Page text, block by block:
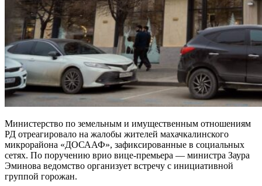
Министерство по земельным и имущественным отношениям
РД отреагировало на жалобы жителей махачкалинского
микрорайона «ДОСААФ», зафиксированные в социальных
сетях. По поручению врио вице-премьера — министра Заура
Эминова ведомство организует встречу с инициативной
группой горожан.